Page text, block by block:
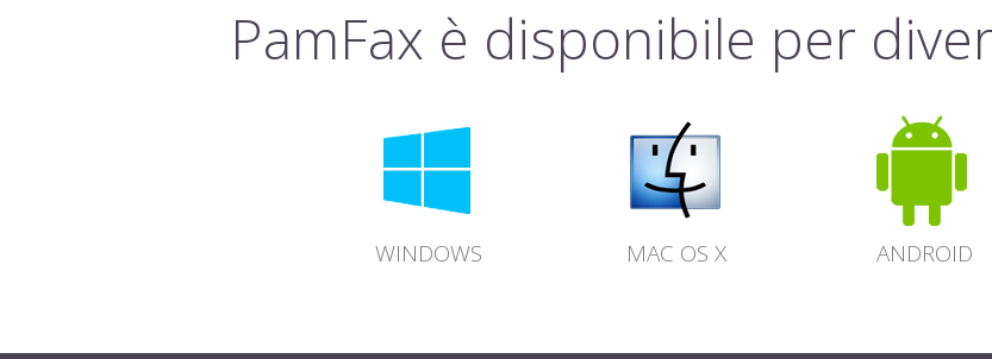
PamFax è disponibile per
WINDOWS MAC OS X ANDROID